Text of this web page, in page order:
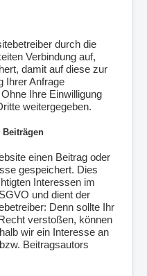
durch die
Verbindung auf,
damit auf diese zur
Ihrer Anfrage
Ihre Einwilligung
weitergegeben.
einen Beitrag oder
gespeichert. Dies
Interessen im
und dient der
Denn sollte Ihr
verstoßen, können
wir ein Interesse an
Beitragsautors